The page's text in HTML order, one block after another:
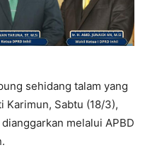
sehidang talam yang
Karimun, Sabtu (18/3),
melalui APBD